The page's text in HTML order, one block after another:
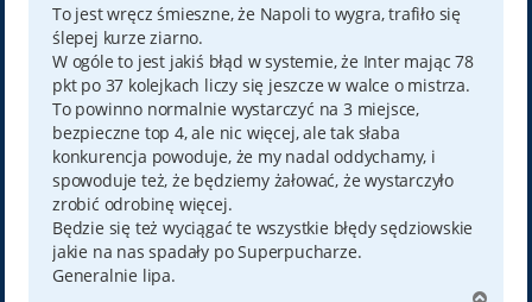
To jest wręcz śmieszne, że Napoli to wygra, trafiło się
ślepej kurze ziarno.
W ogóle to jest jakiś błąd w systemie, że Inter mając 78
pkt po 37 kolejkach liczy się jeszcze w walce o mistrza.
To powinno normalnie wystarczyć na 3 miejsce,
bezpieczne top 4, ale nic więcej, ale tak słaba
konkurencja powoduje, że my nadal oddychamy, i
spowoduje też, że będziemy żałować, że wystarczyło
zrobić odrobinę więcej.
Będzie się też wyciągać te wszystkie błędy sędziowskie
jakie na nas spadały po Superpucharze.
Generalnie lipa.